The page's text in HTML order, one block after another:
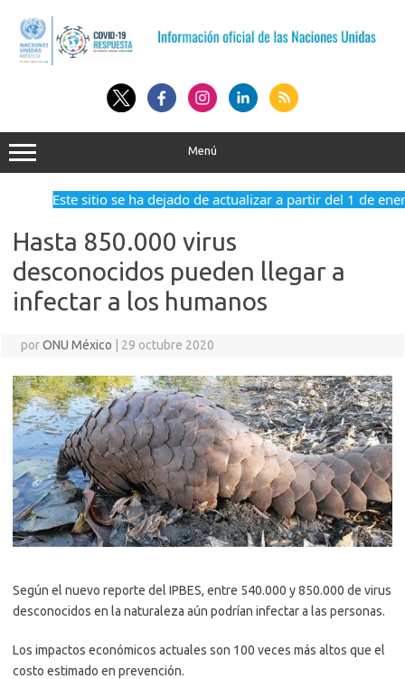
contenido
Menú
Este sitio se ha dejado de actualizar a partir del 1 de
Hasta 850.000 virus
desconocidos pueden llegar a
infectar a los humanos
porONU México 29 octubre 2020
Según el nuevo reporte del IPBES, entre 540.000 y 850.000 de virus
desconocidos en la naturaleza aún podrían infectar a las personas.
Los impactos económicos actuales son 100 veces más altos que el
costo estimado en prevención.